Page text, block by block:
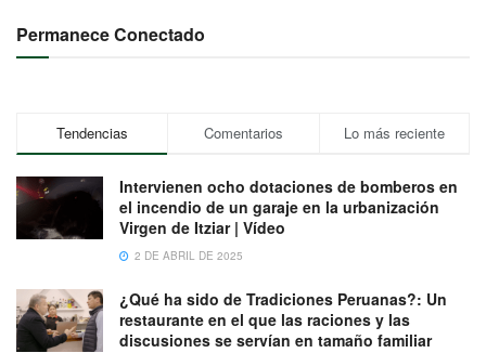
Permanece Conectado
Tendencias Comentarios Lo más reciente
Intervienen ocho dotaciones de bomberos en
el incendio de un garaje en la urbanización
Virgen de Itziar | Vídeo
2 DE ABRIL DE 2025
¿Qué ha sido de Tradiciones Peruanas?: Un
restaurante en el que las raciones y las
discusiones se servían en tamaño familiar